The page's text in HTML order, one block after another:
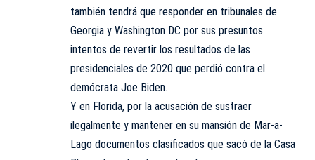
también tendrá que responder en tribunales de
Georgia y Washington DC por sus presuntos
intentos de revertir los resultados de las
presidenciales de 2020 que perdió contra el
demócrata Joe Biden.
Y en Florida, por la acusación de sustraer
ilegalmente y mantener en su mansión de Mar-a-
Lago documentos clasificados que sacó de la Casa